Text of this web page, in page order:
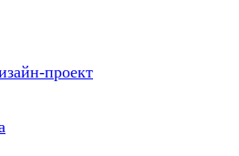
проект